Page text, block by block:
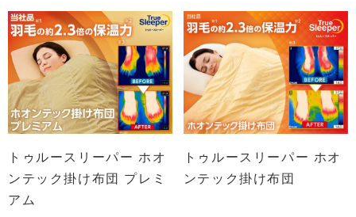
トゥルースリーパー ホオ
ンテック掛け布団 プレミ
アム
トゥルースリーパー ホオ
ンテック掛け布団